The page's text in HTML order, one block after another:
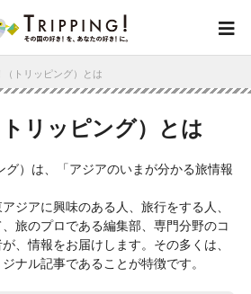
（トリッピング）とは
リッピング）とは
グ）は、「アジアのいまが分かる旅情報
ジアに興味のある人、旅行をする人、
旅のプロである編集部、専門分野のコ
、情報をお届けします。その多くは、
ナル記事であることが特徴です。